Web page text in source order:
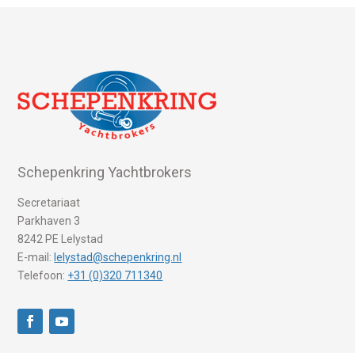
Schepenkring Yachtbrokers
Secretariaat
Parkhaven 3
8242 PE Lelystad
E-mail: lelystad@schepenkring.nl
Telefoon: +31 (0)320 711340